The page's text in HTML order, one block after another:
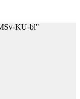
KU-bl"